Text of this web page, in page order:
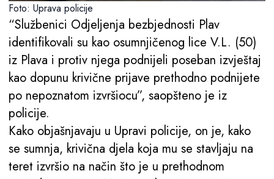
Foto: Uprava policije
“Službenici Odjeljenja bezbjednosti Plav
identifikovali su kao osumnjičenog lice V.L. (50)
iz Plava i protiv njega podnijeli poseban izvještaj
kao dopunu krivične prijave prethodno podnijete
po nepoznatom izvršiocu”, saopšteno je iz
policije.
Kako objašnjavaju u Upravi policije, on je, kako
se sumnja, krivična djela koja mu se stavljaju na
teret izvršio na način što je u prethodnom